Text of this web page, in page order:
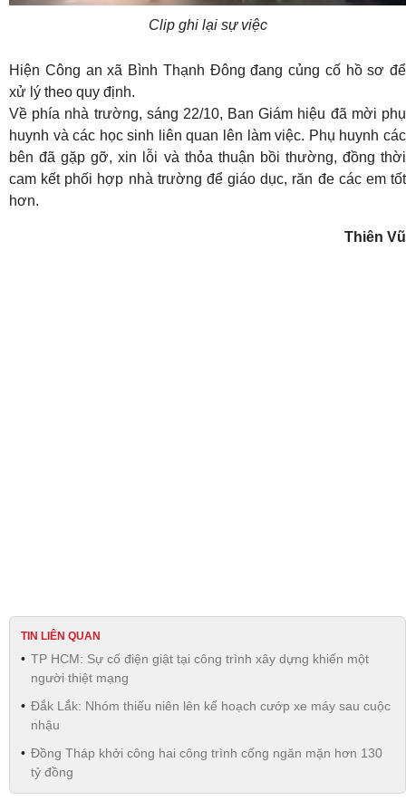
Clip ghi lại sự việc
Hiện Công an xã Bình Thạnh Đông đang củng cố hồ sơ để
xử lý theo quy định.
Về phía nhà trường, sáng 22/10, Ban Giám hiệu đã mời phụ
huynh và các học sinh liên quan lên làm việc. Phụ huynh các
bên đã gặp gỡ, xin lỗi và thỏa thuận bồi thường, đồng thời
cam kết phối hợp nhà trường để giáo dục, răn đe các em tốt
hơn.
Thiên Vũ
TIN LIÊN QUAN
TP HCM: Sự cố điện giật tại công trình xây dựng khiến một
người thiệt mạng
Đắk Lắk: Nhóm thiếu niên lên kế hoạch cướp xe máy sau cuộc
nhậu
Đồng Tháp khởi công hai công trình cống ngăn mặn hơn 130
tỷ đồng